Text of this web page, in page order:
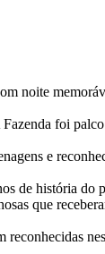
noite
foi
e
de história
que
reconhecidas